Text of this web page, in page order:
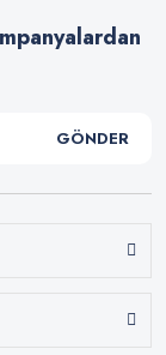
GÖNDER